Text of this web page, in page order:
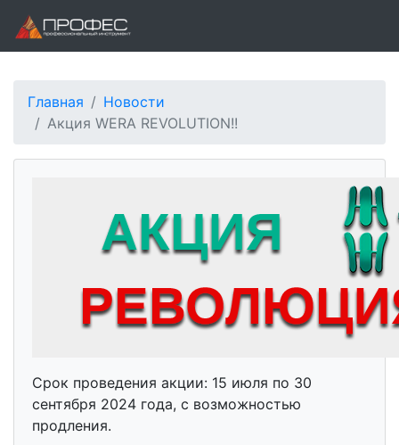
Главная
Новости
Акция WERA REVOLUTION!!
Срок проведения акции: 15 июля по 30
сентября 2024 года, с возможностью
продления.